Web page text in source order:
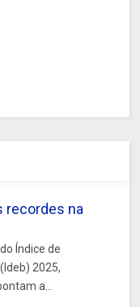
recordes na
Índice de
2025,
a...